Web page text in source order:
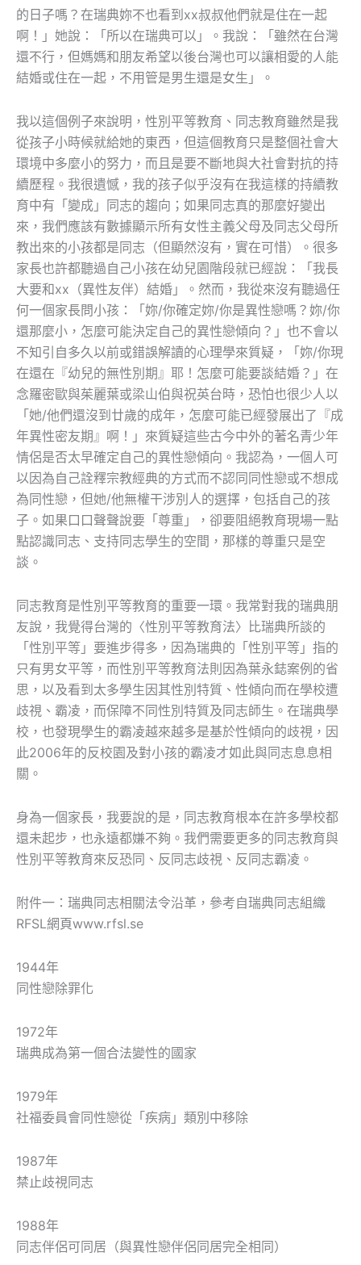
的日子嗎？在瑞典妳不也看到xx叔叔他們就是住在一起
啊！」她說：「所以在瑞典可以」。我說：「雖然在台灣
還不行，但媽媽和朋友希望以後台灣也可以讓相愛的人能
結婚或住在一起，不用管是男生還是女生」。
我以這個例子來說明，性別平等教育、同志教育雖然是我
從孩子小時候就給她的東西，但這個教育只是整個社會大
環境中多麼小的努力，而且是要不斷地與大社會對抗的持
續歷程。我很遺憾，我的孩子似乎沒有在我這樣的持續教
育中有「變成」同志的趨向；如果同志真的那麼好變出
來，我們應該有數據顯示所有女性主義父母及同志父母所
教出來的小孩都是同志（但顯然沒有，實在可惜）。很多
家長也許都聽過自己小孩在幼兒園階段就已經說：「我長
大要和xx（異性友伴）結婚」。然而，我從來沒有聽過任
何一個家長問小孩：「妳/你確定妳/你是異性戀嗎？妳/你
還那麼小，怎麼可能決定自己的異性戀傾向？」也不會以
不知引自多久以前或錯誤解讀的心理學來質疑，「妳/你現
在還在『幼兒的無性別期』耶！怎麼可能要談結婚？」在
念羅密歐與茱麗葉或梁山伯與祝英台時，恐怕也很少人以
「她/他們還沒到廿歲的成年，怎麼可能已經發展出了『成
年異性密友期』啊！」來質疑這些古今中外的著名青少年
情侶是否太早確定自己的異性戀傾向。我認為，一個人可
以因為自己詮釋宗教經典的方式而不認同同性戀或不想成
為同性戀，但她/他無權干涉別人的選擇，包括自己的孩
子。如果口口聲聲說要「尊重」，卻要阻絕教育現場一點
點認識同志、支持同志學生的空間，那樣的尊重只是空
談。
同志教育是性別平等教育的重要一環。我常對我的瑞典朋
友說，我覺得台灣的〈性別平等教育法〉比瑞典所談的
「性別平等」要進步得多，因為瑞典的「性別平等」指的
只有男女平等，而性別平等教育法則因為葉永鋕案例的省
思，以及看到太多學生因其性別特質、性傾向而在學校遭
歧視、霸凌，而保障不同性別特質及同志師生。在瑞典學
校，也發現學生的霸凌越來越多是基於性傾向的歧視，因
此2006年的反校園及對小孩的霸凌才如此與同志息息相
關。
身為一個家長，我要說的是，同志教育根本在許多學校都
還未起步，也永遠都嫌不夠。我們需要更多的同志教育與
性別平等教育來反恐同、反同志歧視、反同志霸凌。
附件一：瑞典同志相關法令沿革，參考自瑞典同志組織
RFSL網頁www.rfsl.se
1944年
同性戀除罪化
1972年
瑞典成為第一個合法變性的國家
1979年
社福委員會同性戀從「疾病」類別中移除
1987年
禁止歧視同志
1988年
同志伴侶可同居（與異性戀伴侶同居完全相同）